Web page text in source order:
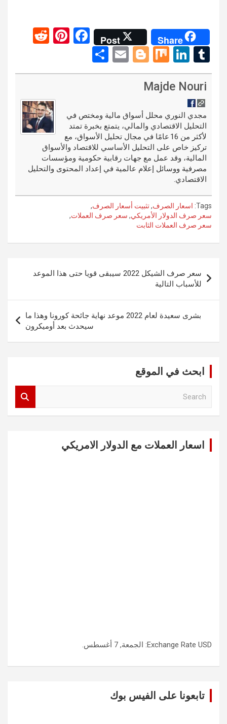
Share
Post
F
ce
o
k
Pi
er
t
d
t
T
u
m
bl
r
Li
n
ke
n
M
ix
Bl
o
er
E
m
h
Majde Nouri
مجدي النوري محلل أسواق مالية ومختص في
التحليل الاقتصادي والمالي، يتمتع بخبرة تمتد
لأكثر من 16 عامًا في مجال تحليل الأسواق، مع
تركيز خاص على التحليل الأساسي للاقتصاد والأسواق
المالية، وقد عمل مع جهات رقابية حكومية ومؤسسات
مصرفية ووسائل إعلام عالمية في إعداد المحتوى والتحليل
الاقتصادي.
Tags: اسعار الصرف,تثبيت أسعار الصرف,
سعر صرف الدولار الأمريكي, سعر صرف العملات,
سعر صرف العملات الثابت
المقالات
سعر صرف الشيكل 2022 سيبقى قويا حتى هذا الموعد
للأسباب التالية
بشرى سعيدة لعام 2022 موعد نهاية جائحة كورونا وهذا ما
سيحدث بعد أوميكرون
ابحث في الموقع
اسعار العملات مع الدولار الامريكي
Exchange Rate USD : الجمعة, 7 أغسطس.
تابعونا على الفيس بوك